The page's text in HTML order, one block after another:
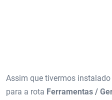
Assim que tivermos
para a rota Ferramentas /